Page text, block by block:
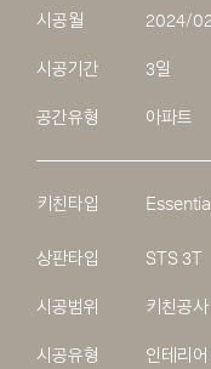
시공월 2024/
시공기간 3일
공간유형 아파트
키친타입
상판타입 STS 3T
시공범위 키친공사
시공유형 인테리